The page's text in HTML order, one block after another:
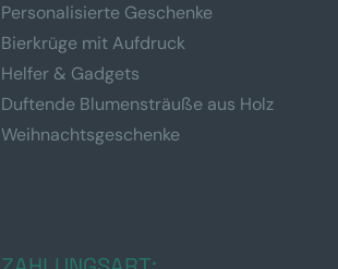
Personalisierte Geschenke
Bierkrüge mit Aufdruck
Helfer & Gadgets
Duftende Blumensträuße aus Holz
Weihnachtsgeschenke